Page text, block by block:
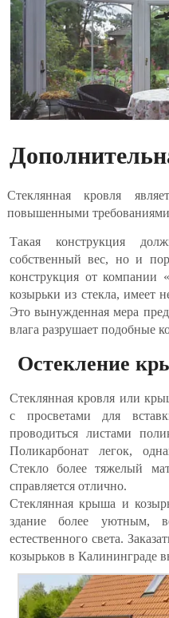
Стеклянная кровля
повышенными требованиями
Такая конструкция
собственный вес, но и
конструкция от компании
козырьки из стекла, имеет
Это вынужденная мера
влага разрушает подобные
Остекление
Стеклянная кровля или
с просветами для
проводиться листами
Поликарбонат легок,
Стекло более тяжелый
справляется отлично.
Стеклянная крыша и
здание более уютным,
естественного света.
козырьков в Калининграде